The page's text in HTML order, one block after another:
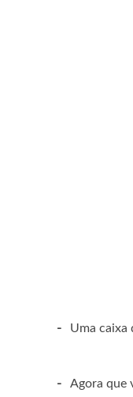
- Uma caixa
-
Agora que